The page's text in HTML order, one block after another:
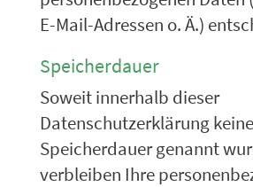
E-Mail-Adressen o. Ä.)
Speicherdauer
Soweit innerhalb dieser
Datenschutzerklärung
Speicherdauer genannt
verbleiben Ihre